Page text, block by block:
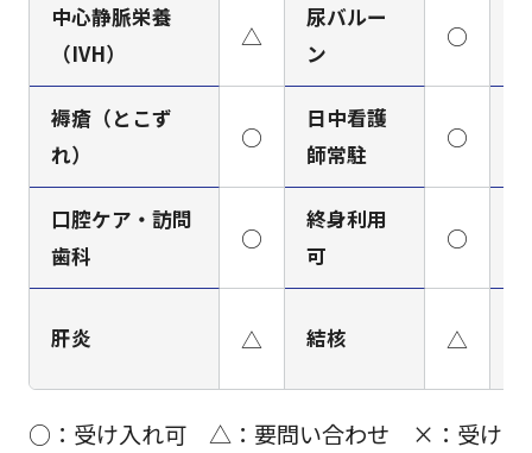
中心静脈栄養
（IVH）
△
尿バルー
ン
○
褥瘡（とこず
れ）
○
日中看護
師常駐
○
口腔ケア・訪問
歯科
○
終身利用
可
○
肝炎 △ 結核 △
○：受け入れ可 △：要問い合わせ ×：受け